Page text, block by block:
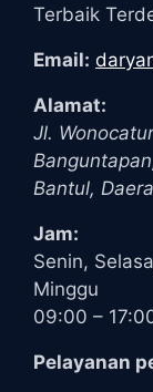
Terbaik
Email:
Alamat:
Jl.
Bantul,
Jam:
Senin,
Minggu
09:00 –
Pelayanan